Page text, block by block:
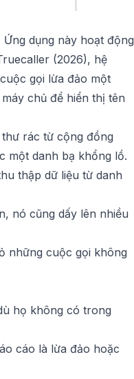
dụng này hoạt động
(2026), hệ
gọi lừa đảo một
chủ để hiển thị tên
rác từ cộng đồng
một danh bạ khổng lồ.
thập dữ liệu từ danh
nó cũng dấy lên nhiều
những cuộc gọi không
họ không có trong
cáo là lừa đảo hoặc